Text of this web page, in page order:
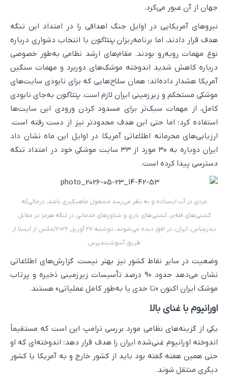
جهان از آن عبور می‌کرد.
نیروهای آمریکایی در اوایل جنگ اهدافی را در امتداد این تنگه
هدف قرار دادند، اما برنامه‌ریزانپنتاگون با انتخاب دشواری درباره
نوع مهمات روبه‌رو بودند. مقام‌های ارشد نظامی به‌طور خصوصی
درباره کاهش شدید اندوخته موشک‌های دوربرد و مهمات سنگین
آمریکا هشدار داده‌اند؛ همان سلاح‌هایی که برای نابودی سایت‌های
موشکی مستحکم و زیرزمینی ایران لازم است.پنتاگون به‌جای نابودی
کامل، از مهمات سبک‌تر برای مسدود کردن ورودی این سایت‌ها
استفاده کرد؛ اما حتی این هدف محدودتر نیز از دست رفته است.
ارزیابی‌های محرمانه اطلاعاتی آمریکا در اوایل این ماه نشان داد
ایران دوباره به ۳۰ مورد از ۳۳ سایت موشکی خود در امتداد تنگه
دسترسی پیدا کرده است.
مردی در آب ایستاده و به نظر می‌رسد مشغول ماهیگیری باشد، درحالی‌که
کشتی‌های فله‌بر، کشتی‌های باری و شناورهای خدماتی در تنگه هرمز در مقابل
بندرعباس، ایران، در افق دیده می‌شوند، دوشنبه ۲۷ آوریل ۲۰۲۶/عکس از ایسنا از
طریق آسوشیتدپرس
وضعیت در سایر نقاط کشور نیز بهتر نیست. گزارش‌های اطلاعاتی
نشان می‌دهد حدود ۹۰ درصد تأسیسات زیرزمینی ذخیره و پرتاب
موشک ایران اکنون «تا حدی یا به‌طور کامل عملیاتی» هستند.
اورانیوم با غنای بالا
یکی از گزینه‌های نظامی مورد بررسی ترامپ این است که مستقیماً
اندوخته اورانیوم غنی‌شده ایران را هدف قرار دهد؛ اندوخته‌ای که او
حتی همین هفته گفته بود باید از کشور خارج و به آمریکا یا کشور
دیگری منتقل شوند.